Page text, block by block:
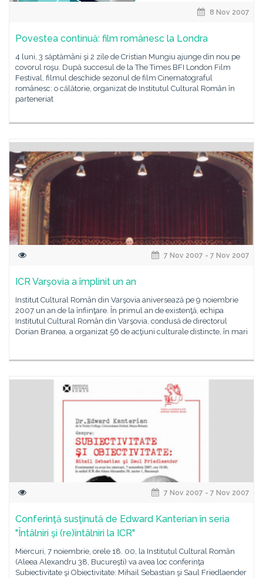
8 Nov 2007
Povestea continuă: film românesc la Londra
4 luni, 3 săptămâni şi 2 zile de Cristian Mungiu ajunge din nou pe
covorul roşu. După succesul de la The Times BFI London Film
Festival, filmul deschide sezonul de film Cinematograful
românesc: o călătorie, organizat de Institutul Cultural Român în
parteneriat
7 Nov 2007 - 7 Nov 2007
ICR Varşovia a împlinit un an
Institut Cultural Român din Varşovia aniversează pe 9 noiembrie
2007 un an de la înfiinţare. În primul an de existenţă, echipa
Institutul Cultural Român din Varşovia, condusă de directorul
Dorian Branea, a organizat 56 de acţiuni culturale distincte, în mari
7 Nov 2007 - 7 Nov 2007
Conferinţă susţinută de Edward Kanterian în seria
"Întâlniri şi (re)întâlniri la ICR"
Miercuri, 7 noiembrie, orele 18. 00, la Institutul Cultural Român
(Aleea Alexandru 38, Bucureşti) va avea loc conferinţa
Subiectivitate şi Obiectivitate: Mihail Sebastian şi Saul Friedlaender